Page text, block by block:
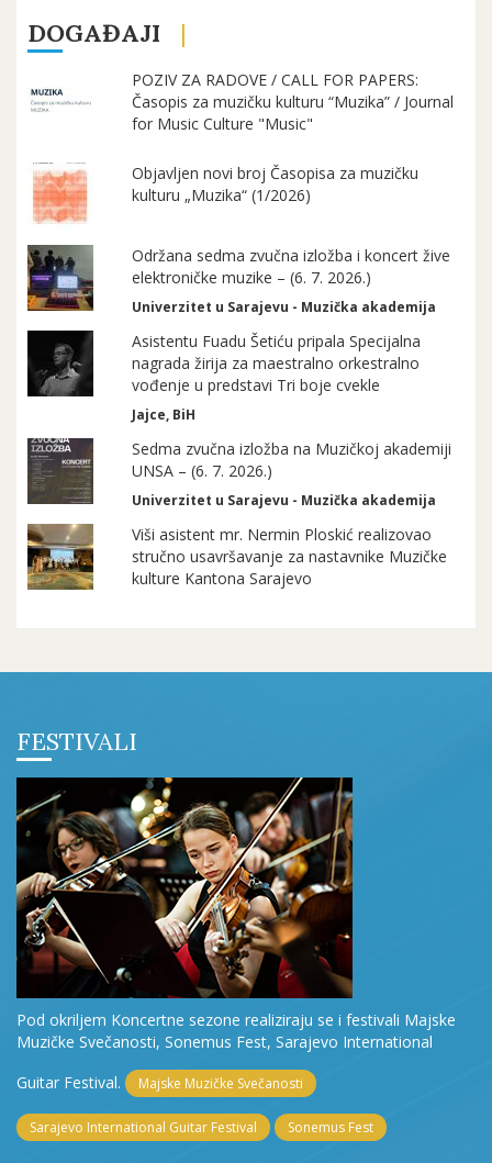
DOGAĐAJI
POZIV ZA RADOVE / CALL FOR PAPERS:
Časopis za muzičku kulturu “Muzika” / Journal
for Music Culture "Music"
Objavljen novi broj Časopisa za muzičku
kulturu „Muzika“ (1/2026)
Održana sedma zvučna izložba i koncert žive
elektroničke muzike – (6. 7. 2026.)
Univerzitet u Sarajevu - Muzička akademija
Asistentu Fuadu Šetiću pripala Specijalna
nagrada žirija za maestralno orkestralno
vođenje u predstavi Tri boje cvekle
Jajce, BiH
Sedma zvučna izložba na Muzičkoj akademiji
UNSA – (6. 7. 2026.)
Univerzitet u Sarajevu - Muzička akademija
Viši asistent mr. Nermin Ploskić realizovao
stručno usavršavanje za nastavnike Muzičke
kulture Kantona Sarajevo
FESTIVALI
Pod okriljem Koncertne sezone realiziraju se i festivali Majske
Muzičke Svečanosti, Sonemus Fest, Sarajevo International
Guitar Festival.
Majske Muzičke Svečanosti
Sarajevo International Guitar Festival Sonemus Fest